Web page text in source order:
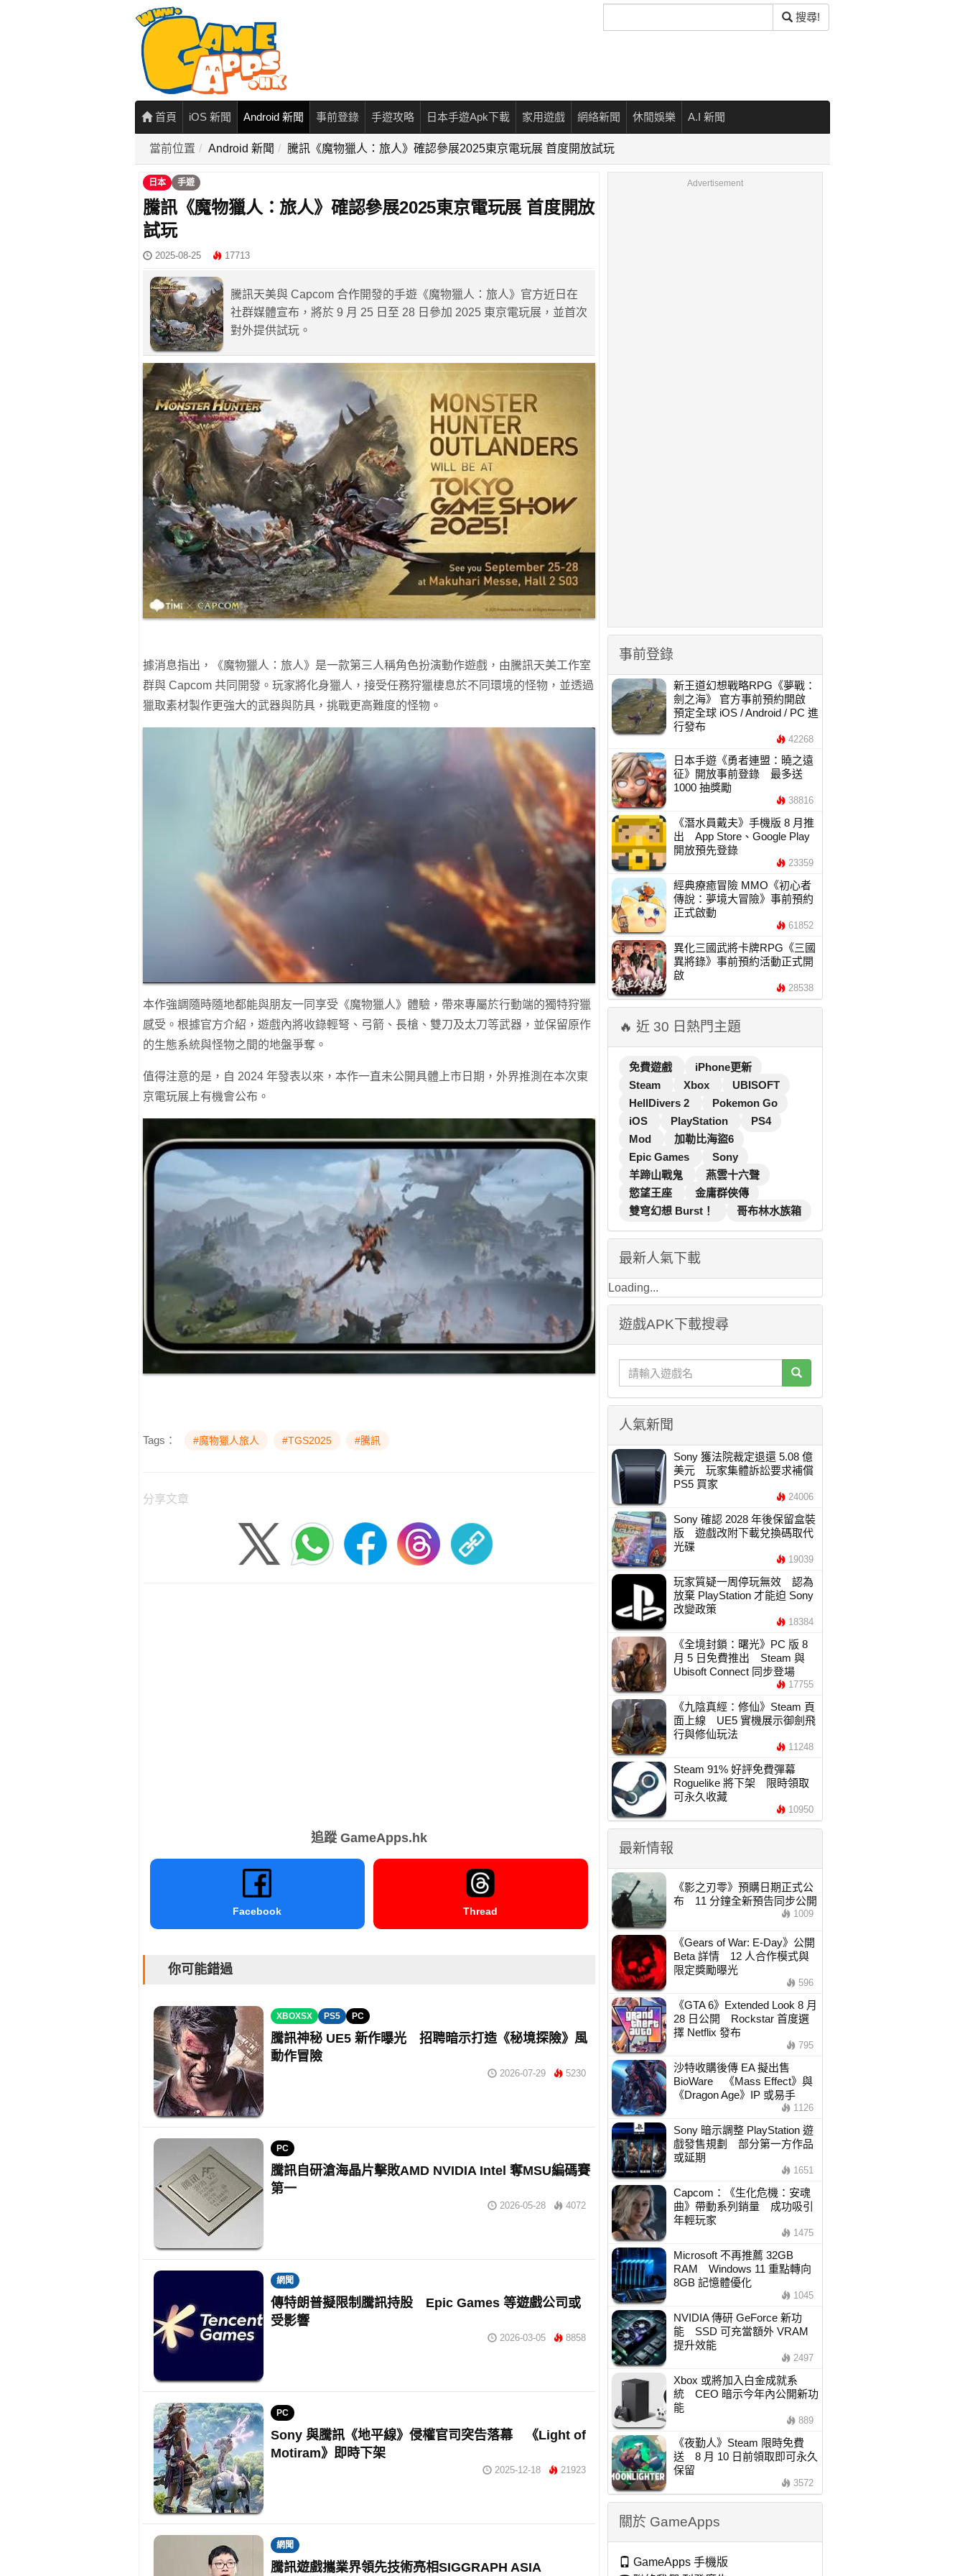
尋
搜尋!
首頁 iOS 新聞 Android 新聞 事前登錄 手遊攻略 日本手遊Apk下載 家用遊戲 網絡新聞 休閒娛樂 A.I 新聞
當前位置 Android 新聞 騰訊《魔物獵人：旅人》確認參展2025東京電玩展 首度開放試玩
日本 手遊
騰訊《魔物獵人：旅人》確認參展2025東京電玩展 首度開放
試玩
2025-08-25 17713
騰訊天美與 Capcom 合作開發的手遊《魔物獵人：旅人》官方近日在
社群媒體宣布，將於 9 月 25 日至 28 日參加 2025 東京電玩展，並首次
對外提供試玩。
據消息指出，《魔物獵人：旅人》是一款第三人稱角色扮演動作遊戲，由騰訊天美工作室
群與 Capcom 共同開發。玩家將化身獵人，接受任務狩獵棲息於不同環境的怪物，並透過
獵取素材製作更強大的武器與防具，挑戰更高難度的怪物。
本作強調隨時隨地都能與朋友一同享受《魔物獵人》體驗，帶來專屬於行動端的獨特狩獵
感受。根據官方介紹，遊戲內將收錄輕弩、弓箭、長槍、雙刀及太刀等武器，並保留原作
的生態系統與怪物之間的地盤爭奪。
值得注意的是，自 2024 年發表以來，本作一直未公開具體上市日期，外界推測在本次東
京電玩展上有機會公布。
Tags： #魔物獵人旅人 #TGS2025 #騰訊
分享文章
追蹤 GameApps.hk
Facebook Thread
你可能錯過
XBOXSX PS5 PC
騰訊神秘 UE5 新作曝光 招聘暗示打造《秘境探險》風
動作冒險
2026-07-29 5230
PC
騰訊自研滄海晶片擊敗AMD NVIDIA Intel 奪MSU編碼賽
第一
2026-05-28 4072
網聞
傳特朗普擬限制騰訊持股 Epic Games 等遊戲公司或
受影響
2026-03-05 8858
PC
Sony 與騰訊《地平線》侵權官司突告落幕 《Light of
Motiram》即時下架
2025-12-18 21923
網聞
騰訊遊戲攜業界領先技術亮相SIGGRAPH ASIA
Advertisement
事前登錄
新王道幻想戰略RPG《夢戰：
劍之海》 官方事前預約開啟
預定全球 iOS / Android / PC 進
行發布
42268
日本手遊《勇者連盟：曉之遠
征》開放事前登錄 最多送
1000 抽獎勵
38816
《潛水員戴夫》手機版 8 月推
出 App Store、Google Play
開放預先登錄
23359
經典療癒冒險 MMO《初心者
傳說：夢境大冒險》事前預約
正式啟動
61852
異化三國武將卡牌RPG《三國
異將錄》事前預約活動正式開
啟
28538
🔥 近 30 日熱門主題
免費遊戲
iPhone更新
Steam
Xbox
UBISOFT
HellDivers 2
Pokemon Go
iOS
PlayStation
PS4
Mod
加勒比海盜6
Epic Games
Sony
羊蹄山戰鬼
燕雲十六聲
慾望王座
金庸群俠傳
雙穹幻想 Burst！
哥布林水族箱
最新人氣下載
Loading...
遊戲APK下載搜尋
人氣新聞
Sony 獲法院裁定退還 5.08 億
美元 玩家集體訴訟要求補償
PS5 買家
24006
Sony 確認 2028 年後保留盒裝
版 遊戲改附下載兌換碼取代
光碟
19039
玩家質疑一周停玩無效 認為
放棄 PlayStation 才能迫 Sony
改變政策
18384
《全境封鎖：曙光》PC 版 8
月 5 日免費推出 Steam 與
Ubisoft Connect 同步登場
17755
《九陰真經：修仙》Steam 頁
面上線 UE5 實機展示御劍飛
行與修仙玩法
11248
Steam 91% 好評免費彈幕
Roguelike 將下架 限時領取
可永久收藏
10950
最新情報
《影之刃零》預購日期正式公
布 11 分鐘全新預告同步公開
1009
《Gears of War: E-Day》公開
Beta 詳情 12 人合作模式與
限定獎勵曝光
596
《GTA 6》Extended Look 8 月
28 日公開 Rockstar 首度選
擇 Netflix 發布
795
沙特收購後傳 EA 擬出售
BioWare 《Mass Effect》與
《Dragon Age》IP 或易手
1126
Sony 暗示調整 PlayStation 遊
戲發售規劃 部分第一方作品
或延期
1651
Capcom：《生化危機：安魂
曲》帶動系列銷量 成功吸引
年輕玩家
1475
Microsoft 不再推薦 32GB
RAM Windows 11 重點轉向
8GB 記憶體優化
1045
NVIDIA 傳研 GeForce 新功
能 SSD 可充當額外 VRAM
提升效能
2497
Xbox 或將加入白金成就系
統 CEO 暗示今年內公開新功
能
889
《夜勤人》Steam 限時免費
送 8 月 10 日前領取即可永久
保留
3572
關於 GameApps
GameApps 手機版